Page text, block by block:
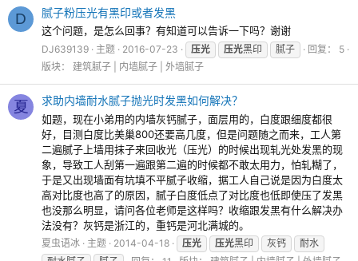
D 腻子粉压光有黑印或者发黑
这个问题，是怎么回事？有知道可以告诉一下吗？谢谢
DJ639139 主题 2016-07-23 压光 压光黑印 腻子
回复： 5
版块： 建筑腻子 | 内墙腻子 | 外墙腻子
夏 求助内墙耐水腻子抛光时发黑如何解决？
如题，现在小弟用的内墙灰钙腻子，面层用的，白度跟细度都很
好，目测白度比美巢800还要高几度，但是问题随之而来，工人第
二遍腻子上墙用抹子来回收光（压光）的时候出现轧光处发黑的现
象，导致工人刮第一遍跟第二遍的时候都不敢太用力，怕轧糊了，
于是又出现墙面有坑填不平腻子收缩，据工人自己说是因为白度太
高对比度也高了的原因，腻子白度低点了对比度也低即使压了发黑
也没那么明显，请问各位老师是这样吗？收缩跟发黑有什么解决办
法没有？灰钙是浙江的，重钙是河北满城的。
夏虫语冰 主题 2014-04-18 压光 压光黑印 灰钙
耐水